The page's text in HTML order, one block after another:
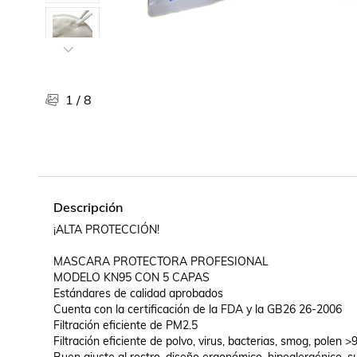
Libros, revistas y comics
Películas, series de tv y música
Otras categorías
Súpermercado
1 / 8
Descripción
¡ALTA PROTECCIÓN!
MASCARA PROTECTORA PROFESIONAL
MODELO KN95 CON 5 CAPAS
Estándares de calidad aprobados
Cuenta con la certificación de la FDA y la GB26 26-2006
Filtración eficiente de PM2.5
Filtración eficiente de polvo, virus, bacterias, smog, polen